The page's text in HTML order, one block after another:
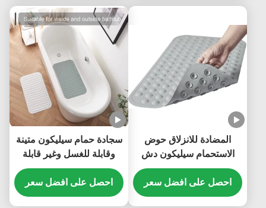
المضادة للانزلاق حوض
الاستحمام سيليكون دش
حصيرة غير مؤذية للماء دائم
احصل على افضل سعر
سجادة حمام سيليكون متينة
وقابلة للغسل وغير قابلة
للانزلاق للحمام مستطيلة
الشكل
احصل على افضل سعر